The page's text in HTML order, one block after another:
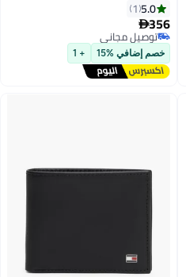
5.0
1
356
توصيل مجاني
توصيل مجاني
خصم إضافي %15 + 1